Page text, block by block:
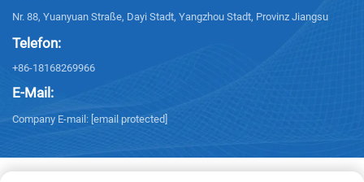
Nr. 88, Yuanyuan Straße, Dayi Stadt, Yangzhou Stadt, Provinz Jiangsu
Telefon:
+86-18168269966
E-Mail:
Company E-mail: [email protected]